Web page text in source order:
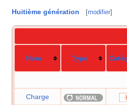
Huitième génération [modifier]
Nom Type
Charge